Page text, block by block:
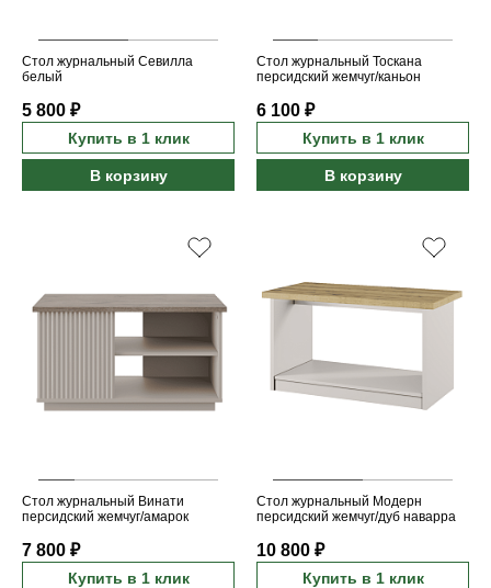
Стол журнальный Севилла
белый
5 800 ₽
Купить в 1 клик
В корзину
Стол журнальный Тоскана
персидский жемчуг/каньон
6 100 ₽
Купить в 1 клик
В корзину
Стол журнальный Винати
персидский жемчуг/амарок
7 800 ₽
Купить в 1 клик
Стол журнальный Модерн
персидский жемчуг/дуб наварра
10 800 ₽
Купить в 1 клик